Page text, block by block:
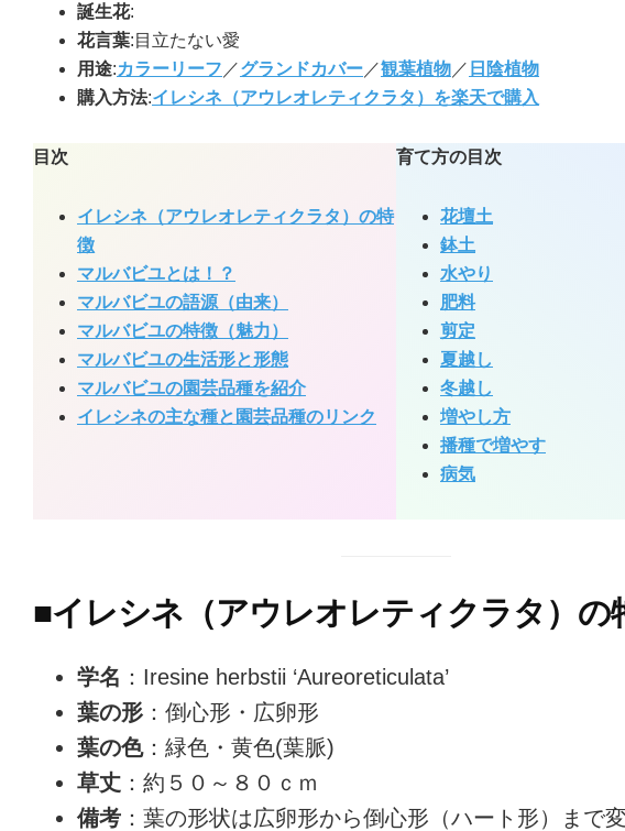
誕生花:
花言葉:目立たない愛
用途:カラーリーフ ／グランドカバー ／観葉植物 ／ 日陰植物
購入方法:イレシネ（アウレオレティクラタ）を楽天で購入
目次
イレシネ（アウレオレティクラタ）の特
徴
マルバビユとは！？
マルバビユの語源（由来）
マルバビユの特徴（魅力）
マルバビユの生活形と形態
マルバビユの園芸品種を紹介
イレシネの主な種と園芸品種のリンク
育て方の目次
花壇土
鉢土
水やり
肥料
剪定
夏越し
冬越し
増やし方
播種で増やす
病気
■イレシネ（アウレオレティクラタ）の
学名 ：Iresine herbstii ‘Aureoreticulata’
葉の形 ：倒心形・広卵形
葉の色：緑色・黄色(葉脈)
草丈 ：約５０～８０ｃｍ
備考 ：葉の形状は広卵形から倒心形（ハート形）まで